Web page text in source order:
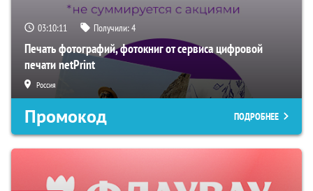
03:10:10 Получили:4
Печать фотографий, фотокниг от сервиса цифровой
печати netPrint
Россия
Промокод ПОДРОБНЕЕ